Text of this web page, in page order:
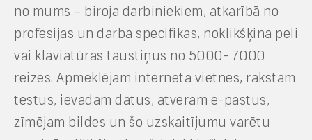
no mums – biroja darbiniekiem, atkarībā no
profesijas un darba specifikas, noklikšķina peli
vai klaviatūras taustiņus no 5000- 7000
reizes. Apmeklējam interneta vietnes, rakstam
testus, ievadam datus, atveram e-pastus,
zīmējam bildes un šo uzskaitījumu varētu